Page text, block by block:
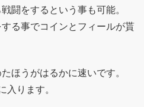
闘をするという事も可能。
る事でコインとフィールが貰
ほうがはるかに速いです。
入ります。